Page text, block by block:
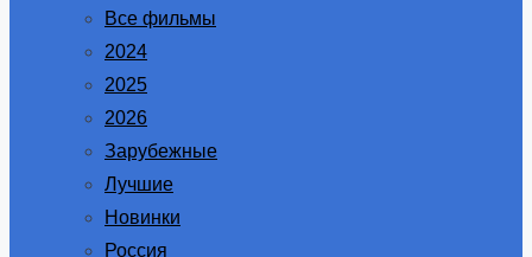
sub
Все фильмы
2024
2025
2026
Зарубежные
Лучшие
Новинки
Россия